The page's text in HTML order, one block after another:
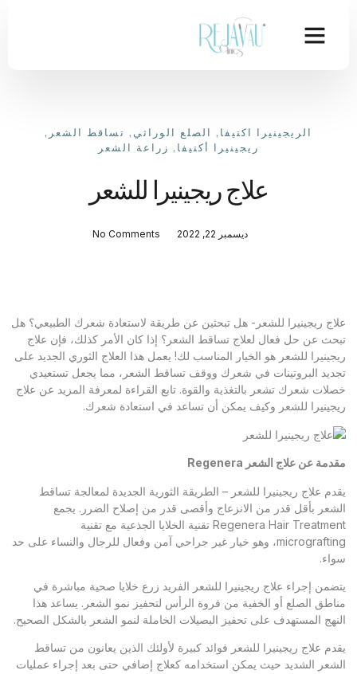
الريجينيرا اكتيفا , الصلع الوراثي , تساقط الشعر ,
ريجينيرا أكتيفا , زراعة الشعر
علاج ريجينيرا للشعر
ديسمبر 22, 2022 No Comments
علاج ريجينيرا للشعر- هل تبحثين عن طريقة لاستعادة شعرك الطبيعي؟ هل
تبحث عن حل فعال لعلاج تساقط الشعر؟ إذا كان الأمر كذلك، فإن علاج
ريجينيرا للشعر هو الخيار المناسب لك! يعمل هذا العلاج الثوري الجديد على
تجديد البروتينات في شعرك ووقف تساقط الشعر، مما يجعل تستعيدي
خصلات شعرك تشعر بالتغذية والقوة. تابع القراءة لمعرفة المزيد عن علاج
ريجينيرا للشعر وكيف يمكن أن تساعد في استعادة شعرك.
مقدمة عن علاج الشعر
يقدم علاج ريجينيرا للشعر – الطريقة الثورية الجديدة لمعالجة تساقط
الشعر بأقل قدر من الانزعاج وأقصى قدر من إصلاح الضرر. يجمع
Regenera Hair Treatment تقنية الخلايا الجذعية مع تقنية
micrografting، وهو خيار غير جراحي آمن وفعال للرجال والنساء على حد
سواء.
يتضمن إجراء علاج ريجينيرا للشعر الفريد زرع خلايا صحية مباشرة في
مناطق الصلع أو الخفية من فروة الرأس لتحفيز نمو الشعر. يساعد هذا
النهج المستهدف على تحفيز البصيلات الخاملة لنمو الشعر بالشكل الصحيح.
يقدم علاج ريجينيرا للشعر فوائد كبيرة لأولئك الذين يعانون من تساقط
الشعر الشديد حيث يمكن استخدامه كعلاج إضافي حتى بعد إجراء عمليات